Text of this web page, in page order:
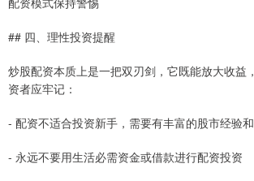
## 四、理性投资提醒
炒股配资本质上是一把双刃剑，它既能放大收益
资者应牢记：
- 配资不适合投资新手，需要有丰富的股市经验
- 永远不要用生活必需资金或借款进行配资投资